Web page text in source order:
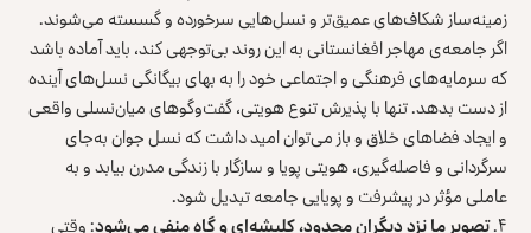
زمینه‌ساز شکاف‌های عمیق‌تر و نسل‌هایی سرخورده و گسسته می‌شوند.
اگر جامعه‌ی مهاجر افغانستانی به این روند بی‌توجهی کند، باید آماده باشد
که سرمایه‌های فرهنگی و اجتماعی خود را به بهای بیگانگی نسل‌های آینده
از دست بدهد. تنها با پذیرش تنوع هویتی، گفت‌وگوهای میان‌نسلی واقعی
و ایجاد فضاهای خلاق و باز می‌توان امید داشت که نسل جوان به‌جای
سرگردانی و فاصله‌گیری، هویتی پویا و سازگار با زندگی مدرن بیابد و به
عاملی مؤثر در پیشرفت و پویایی جامعه تبدیل شود.
۴. تصویر ما نزد دیگران محدود، کلیشه‌ای و گاه منفی می‌شود: وقتی